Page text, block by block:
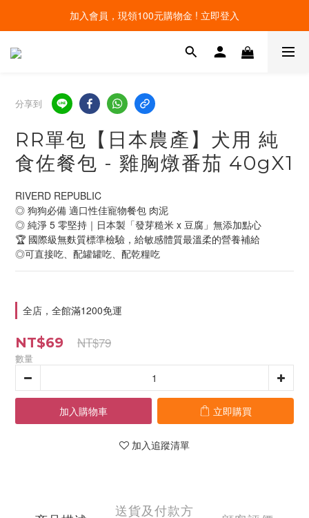
線上寵物展開跑 限時優惠中
線上寵物展開跑 限時優惠中
分享到
RR單包【日本農產】犬用 純
食佐餐包 - 雞胸燉番茄 40gX1
RIVERD REPUBLIC
◎ 狗狗必備 適口性佳寵物餐包 肉泥
◎ 純淨 5 零堅持｜日本製「發芽糙米 x 豆腐」無添加點心
🏆 國際級無麩質標準檢驗，給敏感體質最溫柔的營養補給
◎可直接吃、配罐罐吃、配乾糧吃
全店，全館滿1200免運
NT$69 NT$79
數量
加入購物車 立即購買
加入追蹤清單
送貨及付款方